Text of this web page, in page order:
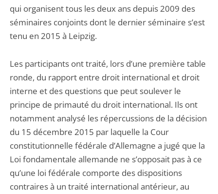
qui organisent tous les deux ans depuis 2009 des
séminaires conjoints dont le dernier séminaire s’est
tenu en 2015 à Leipzig.
Les participants ont traité, lors d’une première table
ronde, du rapport entre droit international et droit
interne et des questions que peut soulever le
principe de primauté du droit international. Ils ont
notamment analysé les répercussions de la décision
du 15 décembre 2015 par laquelle la Cour
constitutionnelle fédérale d’Allemagne a jugé que la
Loi fondamentale allemande ne s’opposait pas à ce
qu’une loi fédérale comporte des dispositions
contraires à un traité international antérieur, au